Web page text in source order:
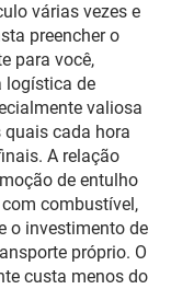
várias vezes e
preencher o
para você,
logística de
valiosa
cada hora
A relação
de entulho
combustível,
o investimento de
próprio. O
custa menos do